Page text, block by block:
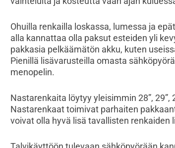
Ohuilla renkailla loskassa, lumessa ja
alla kannattaa olla paksut esteiden yli
pakkasia pelkäämätön akku, kuten
Pienillä lisävarusteilla omasta
menopelin.
Nastarenkaita löytyy yleisimmin 28”,
Nastarenkaat toimivat parhaiten
voivat olla hyvä lisä tavallisten renkaiden